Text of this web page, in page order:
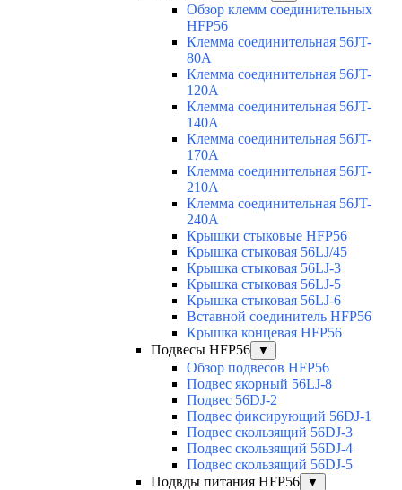
Обзор клемм соединительных
HFP56
Клемма соединительная 56JT-
80A
Клемма соединительная 56JT-
120A
Клемма соединительная 56JT-
140A
Клемма соединительная 56JT-
170A
Клемма соединительная 56JT-
210A
Клемма соединительная 56JT-
240A
Крышки стыковые HFP56
Крышка стыковая 56LJ/45
Крышка стыковая 56LJ-3
Крышка стыковая 56LJ-5
Крышка стыковая 56LJ-6
Вставной соединитель HFP56
Крышка концевая HFP56
Подвесы HFP56
▼
Обзор подвесов HFP56
Подвес якорный 56LJ-8
Подвес 56DJ-2
Подвес фиксирующий 56DJ-1
Подвес скользящий 56DJ-3
Подвес скользящий 56DJ-4
Подвес скользящий 56DJ-5
Подвды питания HFP56
▼